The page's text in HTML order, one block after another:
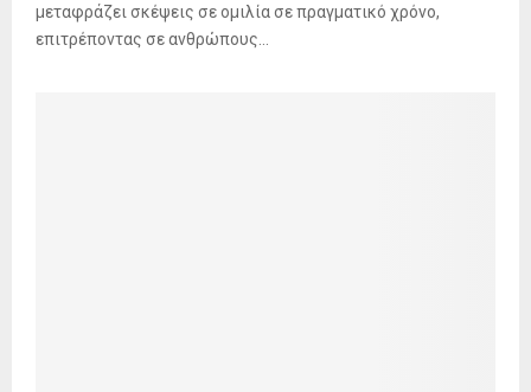
μεταφράζει σκέψεις σε ομιλία σε πραγματικό χρόνο,
επιτρέποντας σε ανθρώπους...